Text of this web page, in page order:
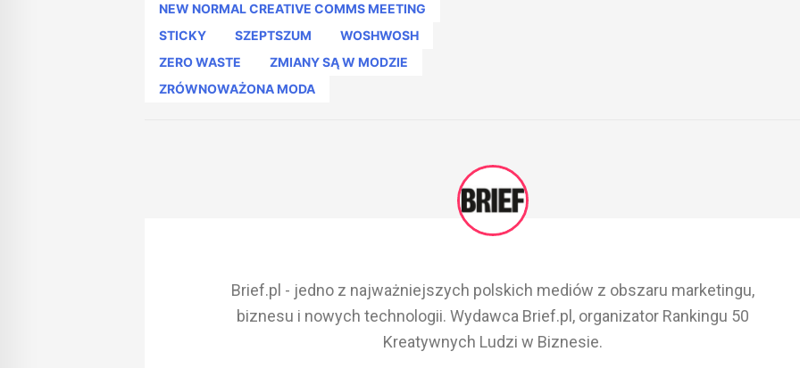
NEW NORMAL CREATIVE COMMS MEETING
STICKY
SZEPTSZUM
WOSHWOSH
ZERO WASTE
ZMIANY SĄ W MODZIE
ZRÓWNOWAŻONA MODA
Brief.pl - jedno z najważniejszych polskich mediów z obszaru marketingu,
biznesu i nowych technologii. Wydawca Brief.pl, organizator Rankingu 50
Kreatywnych Ludzi w Biznesie.